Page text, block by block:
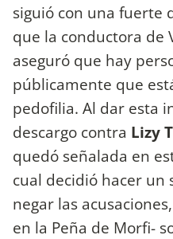
siguió con una fuerte
que la conductora de
aseguró que hay
públicamente que
pedofilia. Al dar esta
descargo contra Lizy
quedó señalada en
cual decidió hacer un
negar las
en la Peña de Morfi-